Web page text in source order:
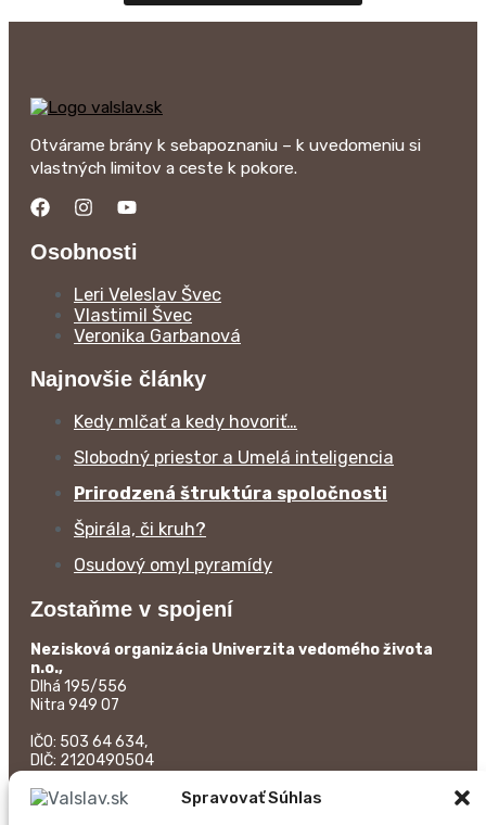
Spravovať Súhlas
Otvárame brány k sebapoznaniu – k uvedomeniu si
vlastných limitov a ceste k pokore.
Osobnosti
Leri Veleslav Švec
Vlastimil Švec
Veronika Garbanová
Najnovšie články
Kedy mlčať a kedy hovoriť…
Slobodný priestor a Umelá inteligencia
Prirodzená štruktúra spoločnosti
Špirála, či kruh?
Osudový omyl pyramídy
Zostaňme v spojení
Nezisková organizácia Univerzita vedomého života
n.o.,
Dlhá 195/556
Nitra 949 07
IČO: 503 64 634,
DIČ: 2120490504
číslom: OVVS/NO/276-10/2006